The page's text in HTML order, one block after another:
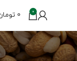
0
0